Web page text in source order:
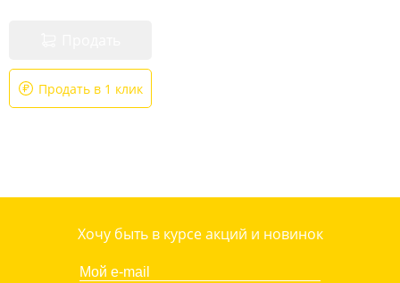
Продать в 1 клик
Хочу быть в курсе акций и новинок